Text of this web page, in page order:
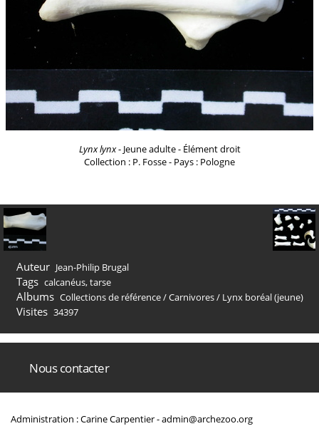
Lynx lynx- Jeune adulte - Élément droit
Collection : P. Fosse - Pays : Pologne
Auteur Jean-Philip Brugal
Tags calcanéus,tarse
Albums Collections de référence/Carnivores/ Lynx boréal (jeune)
Visites 34397
Nous contacter
Administration : Carine Carpentier -admin@archezoo.org